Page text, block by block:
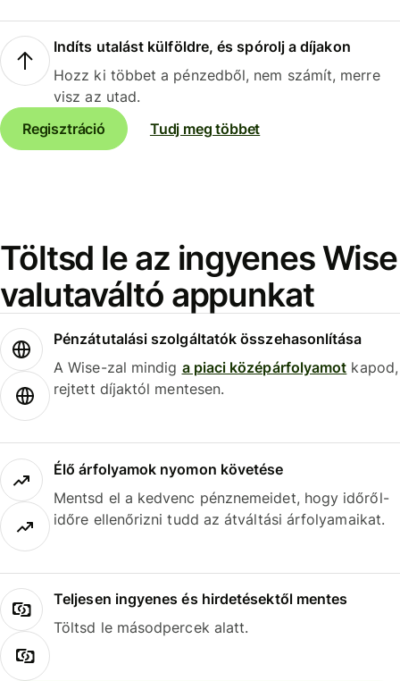
Indíts utalást külföldre, és spórolj a díjakon
Hozz ki többet a pénzedből, nem számít, merre
visz az utad.
Regisztráció
Tudj meg többet
Töltsd le az ingyenes Wise
valutaváltó appunkat
Pénzátutalási szolgáltatók összehasonlítása
A Wise-zal mindig a piaci középárfolyamot kapod,
rejtett díjaktól mentesen.
Élő árfolyamok nyomon követése
Mentsd el a kedvenc pénznemeidet, hogy időről-
időre ellenőrizni tudd az átváltási árfolyamaikat.
Teljesen ingyenes és hirdetésektől mentes
Töltsd le másodpercek alatt.